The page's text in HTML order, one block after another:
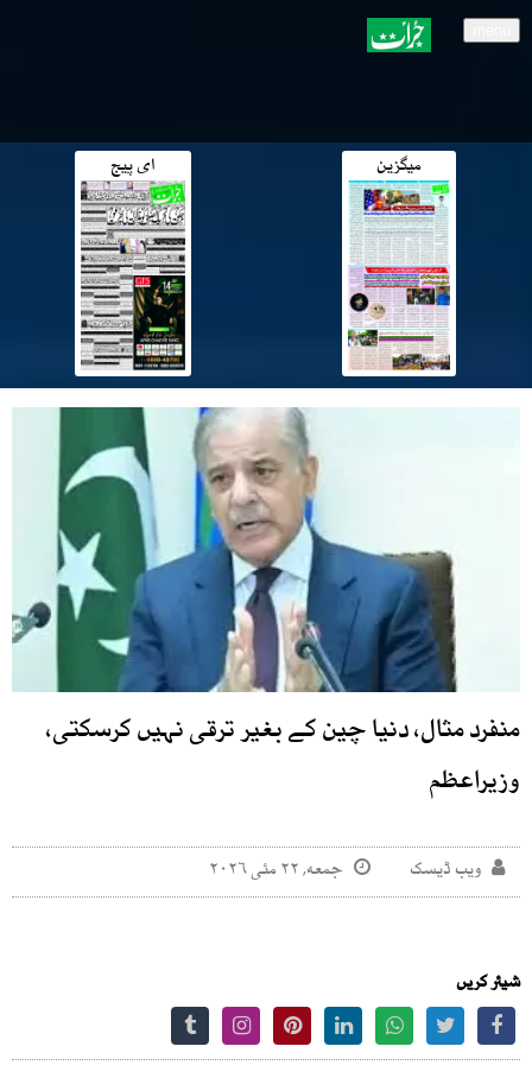
میگزین ای پیج
منفرد مثال، دنیا چین کے بغیر ترقی نہیں کرسکتی،
وزیراعظم
ویب ڈیسک جمعه, ۲۲ مئی ۲۰۲۶
شیئر کریں